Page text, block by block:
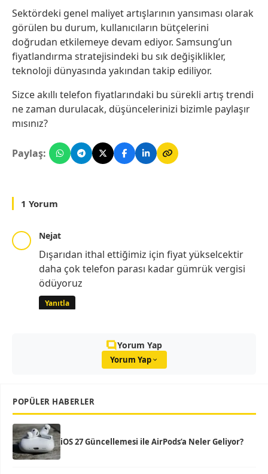
Sektördeki genel maliyet artışlarının yansıması olarak
görülen bu durum, kullanıcıların bütçelerini
doğrudan etkilemeye devam ediyor. Samsung’un
fiyatlandırma stratejisindeki bu sık değişiklikler,
teknoloji dünyasında yakından takip ediliyor.
Sizce akıllı telefon fiyatlarındaki bu sürekli artış trendi
ne zaman durulacak, düşüncelerinizi bizimle paylaşır
mısınız?
Paylaş:
1 Yorum
Nejat
Dışarıdan ithal ettiğimiz için fiyat yükselcektir
daha çok telefon parası kadar gümrük vergisi
ödüyoruz
Yanıtla
Yorum Yap
Yorum Yap
POPÜLER HABERLER
iOS 27 Güncellemesi ile AirPods’a Neler Geliyor?